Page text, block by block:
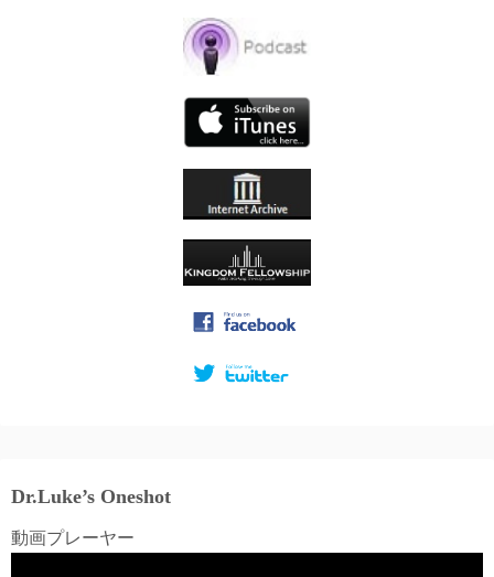
Dr.Luke’s Oneshot
動画プレーヤー